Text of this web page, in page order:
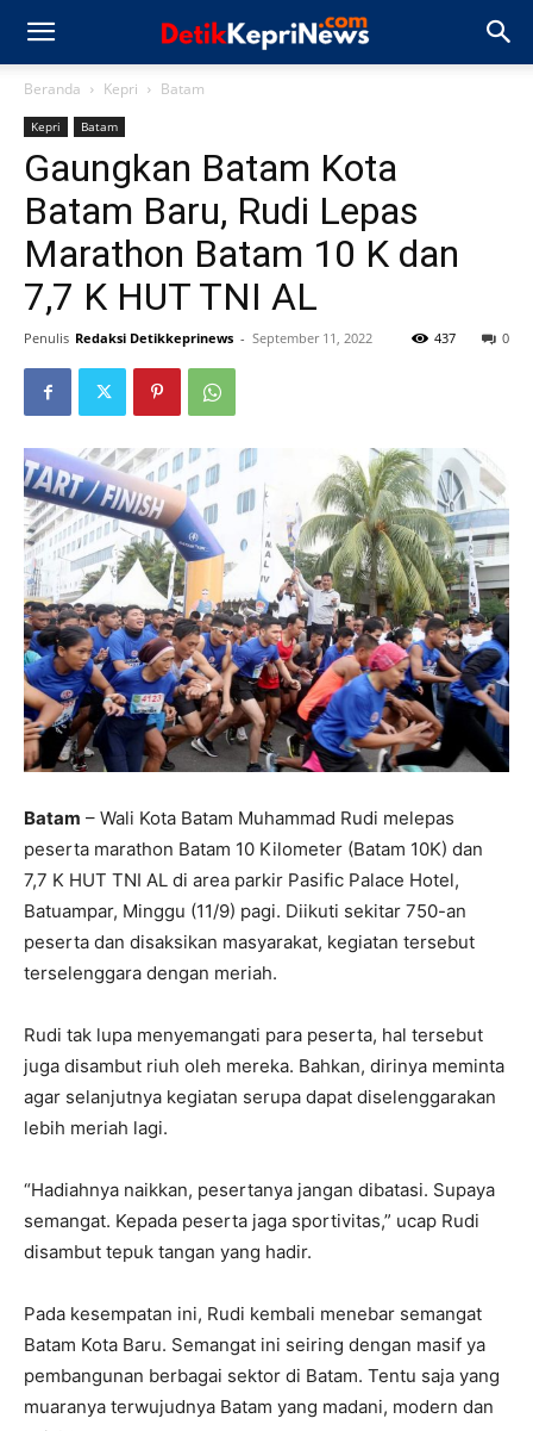
Beranda Kepri Batam
Kepri Batam
Gaungkan Batam Kota
Batam Baru, Rudi Lepas
Marathon Batam 10 K dan
7,7 K HUT TNI AL
Penulis Redaksi Detikkeprinews - September 11, 2022 0
437
Batam – Wali Kota Batam Muhammad Rudi melepas
peserta marathon Batam 10 Kilometer (Batam 10K) dan
7,7 K HUT TNI AL di area parkir Pasific Palace Hotel,
Batuampar, Minggu (11/9) pagi. Diikuti sekitar 750-an
peserta dan disaksikan masyarakat, kegiatan tersebut
terselenggara dengan meriah.
Rudi tak lupa menyemangati para peserta, hal tersebut
juga disambut riuh oleh mereka. Bahkan, dirinya meminta
agar selanjutnya kegiatan serupa dapat diselenggarakan
lebih meriah lagi.
“Hadiahnya naikkan, pesertanya jangan dibatasi. Supaya
semangat. Kepada peserta jaga sportivitas,” ucap Rudi
disambut tepuk tangan yang hadir.
Pada kesempatan ini, Rudi kembali menebar semangat
Batam Kota Baru. Semangat ini seiring dengan masif ya
pembangunan berbagai sektor di Batam. Tentu saja yang
muaranya terwujudnya Batam yang madani, modern dan